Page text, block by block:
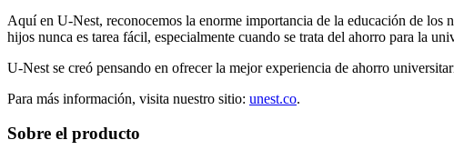
Aquí en U-Nest, reconocemos la enorme importancia de la educación de los
hijos nunca es tarea fácil, especialmente cuando se trata del ahorro para la
U-Nest se creó pensando en ofrecer la mejor experiencia de ahorro
Para más información, visita nuestro sitio: unest.co.
Sobre el producto